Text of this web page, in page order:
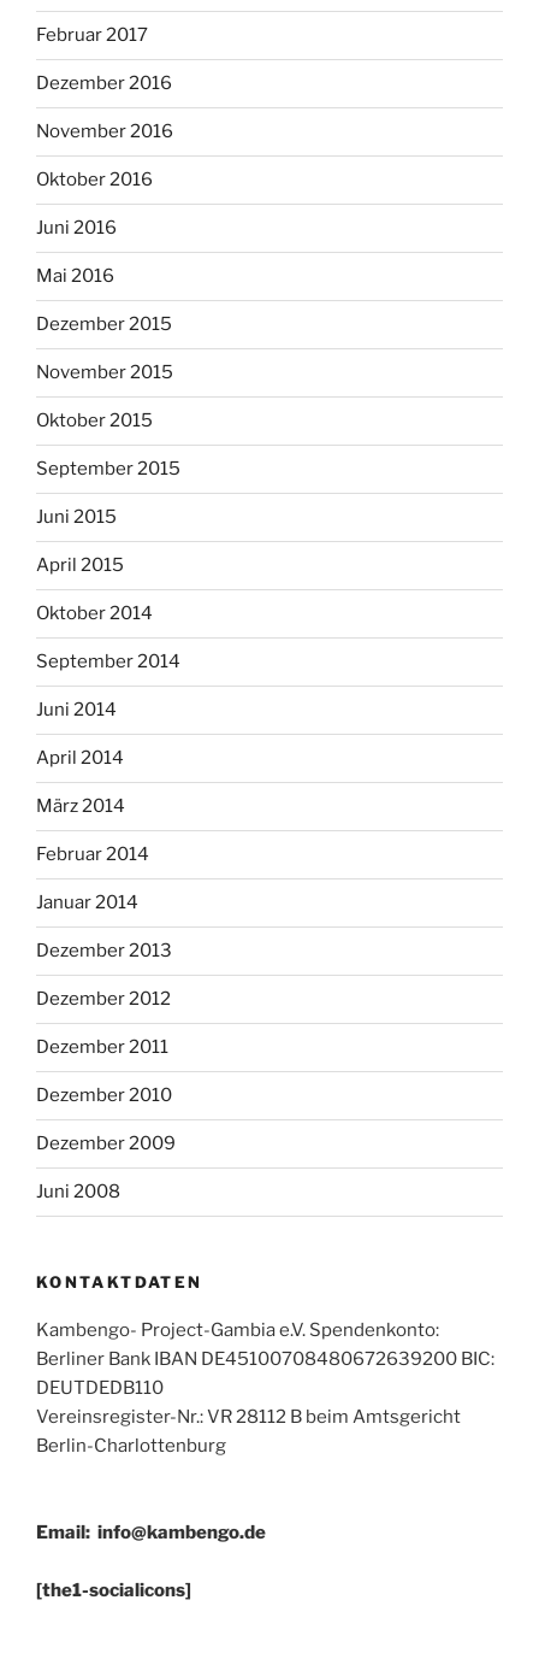
Februar 2017
Dezember 2016
November 2016
Oktober 2016
Juni 2016
Mai 2016
Dezember 2015
November 2015
Oktober 2015
September 2015
Juni 2015
April 2015
Oktober 2014
September 2014
Juni 2014
April 2014
März 2014
Februar 2014
Januar 2014
Dezember 2013
Dezember 2012
Dezember 2011
Dezember 2010
Dezember 2009
Juni 2008
KONTAKTDATEN
Kambengo- Project-Gambia e.V. Spendenkonto:
Berliner Bank IBAN DE45100708480672639200 BIC:
DEUTDEDB110
Vereinsregister-Nr.: VR 28112 B beim Amtsgericht
Berlin-Charlottenburg
Email: info@kambengo.de
[the1-socialicons]